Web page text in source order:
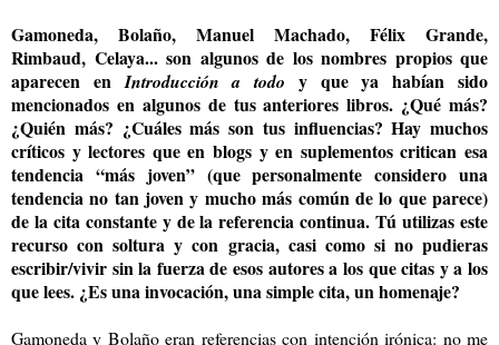
Gamoneda, Bolaño, Manuel Machado, Félix Grande,
Rimbaud, Celaya... son algunos de los nombres propios que
aparecen enIntroducción a todo y que ya habían sido
mencionados en algunos de tus anteriores libros. ¿Qué más?
¿Quién más? ¿Cuáles más son tus influencias? Hay muchos
críticos y lectores que en blogs y en suplementos critican esa
tendencia “más joven” (que personalmente considero una
tendencia no tan joven y mucho más común de lo que parece)
de la cita constante y de la referencia continua. Tú utilizas este
recurso con soltura y con gracia, casi como si no pudieras
escribir/vivir sin la fuerza de esos autores a los que citas y a los
que lees. ¿Es una invocación, una simple cita, un homenaje?
Gamoneda y Bolaño eran referencias con intención irónica: no me